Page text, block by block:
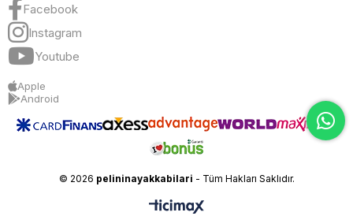
Facebook
Instagram
Youtube
Apple
Android
© 2026 pelininayakkabilari - Tüm Hakları Saklıdır.